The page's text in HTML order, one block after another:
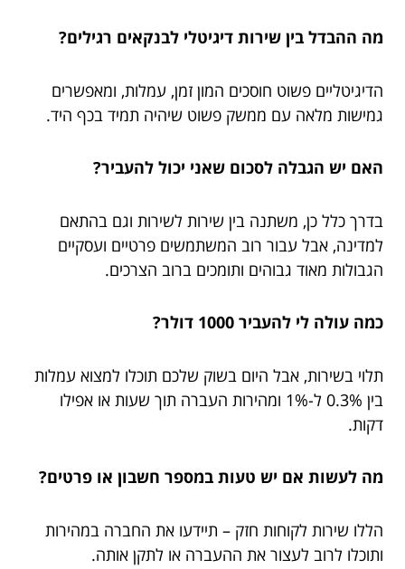
מה ההבדל בין שירות דיגיטלי לבנקאים רגילים?
הדיגיטליים פשוט חוסכים המון זמן, עמלות, ומאפשרים
גמישות מלאה עם ממשק פשוט שיהיה תמיד בכף היד.
האם יש הגבלה לסכום שאני יכול להעביר?
בדרך כלל כן, משתנה בין שירות לשירות וגם בהתאם
למדינה, אבל עבור רוב המשתמשים פרטיים ועסקיים
הגבולות מאוד גבוהים ותומכים ברוב הצרכים.
כמה עולה לי להעביר 1000 דולר?
תלוי בשירות, אבל היום בשוק שלכם תוכלו למצוא עמלות
בין 0.3% ל-1% ומהירות העברה תוך שעות או אפילו
דקות.
מה לעשות אם יש טעות במספר חשבון או פרטים?
הללו שירות לקוחות חזק – תיידעו את החברה במהירות
ותוכלו לרוב לעצור את ההעברה או לתקן אותה.